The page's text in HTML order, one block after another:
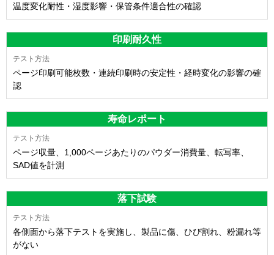
温度変化耐性・湿度影響・保管条件適合性の確認
印刷耐久性
ページ印刷可能枚数・連続印刷時の安定性・経時変化の影響の確
認
寿命レポート
ページ収量、1,000ページあたりのパウダー消費量、転写率、
SAD値を計測
落下試験
各側面から落下テストを実施し、製品に傷、ひび割れ、粉漏れ等
がない